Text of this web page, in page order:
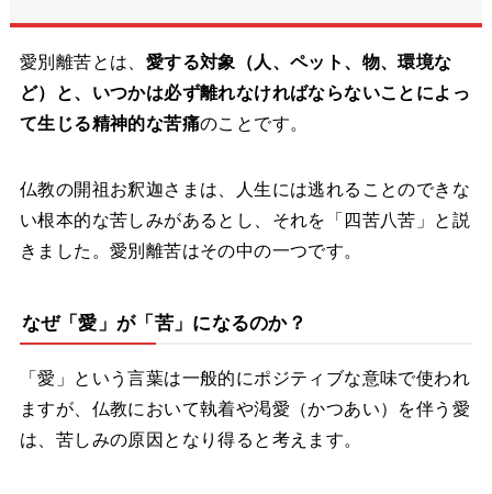
愛別離苦とは、 愛する対象（人、ペット、物、環境な
ど）と、いつかは必ず離れなければならないことによっ
て生じる精神的な苦痛のことです。
仏教の開祖お釈迦さまは、人生には逃れることのできな
い根本的な苦しみがあるとし、それを「四苦八苦」と説
きました。愛別離苦はその中の一つです。
なぜ「愛」が「苦」になるのか？
「愛」という言葉は一般的にポジティブな意味で使われ
ますが、仏教において執着や渇愛（かつあい）を伴う愛
は、苦しみの原因となり得ると考えます。